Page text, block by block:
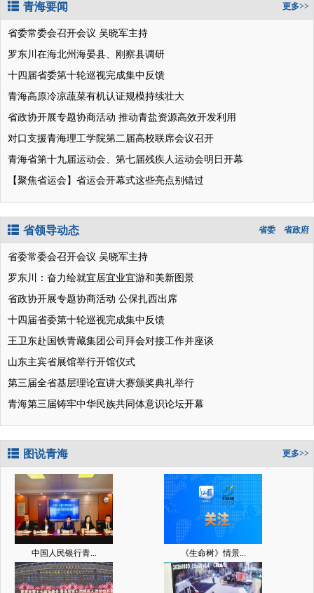
青海要闻 更多>>
省委常委会召开会议 吴晓军主持
罗东川在海北州海晏县、刚察县调研
十四届省委第十轮巡视完成集中反馈
青海高原冷凉蔬菜有机认证规模持续壮大
省政协开展专题协商活动 推动青盐资源高效开发利用
对口支援青海理工学院第二届高校联席会议召开
青海省第十九届运动会、第七届残疾人运动会明日开幕
【聚焦省运会】省运会开幕式这些亮点别错过
省领导动态 省政府
省委
省委常委会召开会议 吴晓军主持
罗东川：奋力绘就宜居宜业宜游和美新图景
省政协开展专题协商活动 公保扎西出席
十四届省委第十轮巡视完成集中反馈
王卫东赴国铁青藏集团公司拜会对接工作并座谈
山东主宾省展馆举行开馆仪式
第三届全省基层理论宣讲大赛颁奖典礼举行
青海第三届铸牢中华民族共同体意识论坛开幕
图说青海 更多>>
中国人民银行青... 《生命树》情景...